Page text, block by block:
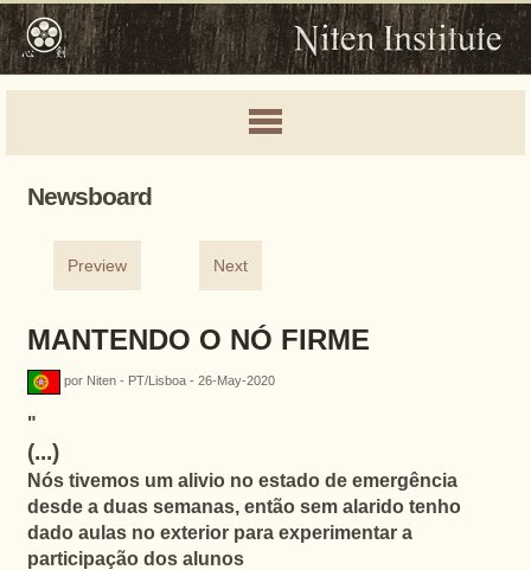
Newsboard
Preview Next
MANTENDO O NÓ FIRME
por Niten - PT/Lisboa - 26-May-2020
"
(...)
Nós tivemos um alivio no estado de emergência
desde a duas semanas, então sem alarido tenho
dado aulas no exterior para experimentar a
participação dos alunos